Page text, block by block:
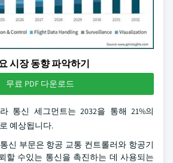
시장 동향 파악하기
무료 PDF 다운로드
통신 세그먼트는 2032을 통해 21%의
예상됩니다.
신 부문은 항공 교통 컨트롤러와 항공기
할 수있는 통신을 촉진하는 데 사용되는